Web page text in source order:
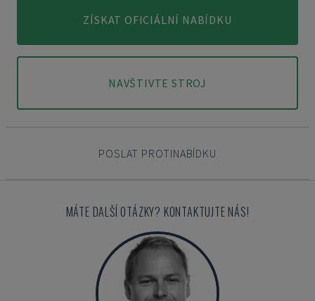
ZÍSKAT OFICIÁLNÍ NABÍDKU
NAVŠTIVTE STROJ
POSLAT PROTINABÍDKU
MÁTE DALŠÍ OTÁZKY? KONTAKTUJTE NÁS!